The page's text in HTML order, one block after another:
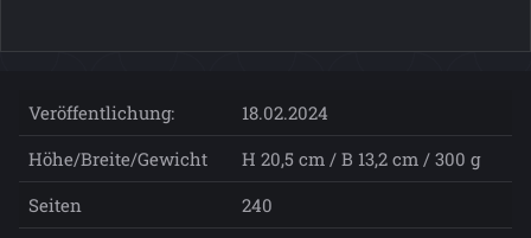
Veröffentlichung:
18.02.2024
Höhe/Breite/Gewicht
H 20,5 cm / B 13,2 cm / 300 g
Seiten
240